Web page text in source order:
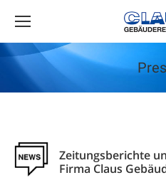
Sie befinden
Zeitungsberichte
Firma Claus